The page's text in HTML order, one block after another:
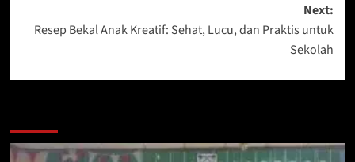
Next:
Resep Bekal Anak Kreatif: Sehat, Lucu, dan Praktis untuk
Sekolah